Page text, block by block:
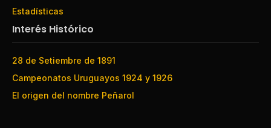
Estadísticas
Interés Histórico
28 de Setiembre de 1891
Campeonatos Uruguayos 1924 y 1926
El origen del nombre Peñarol